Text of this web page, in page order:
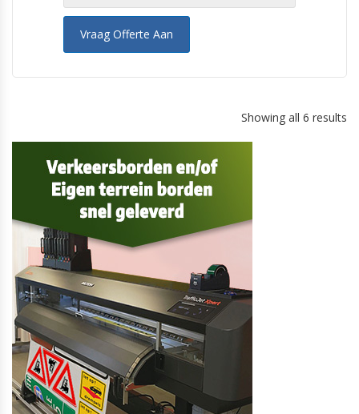
Vraag Offerte Aan
Showing all 6 results